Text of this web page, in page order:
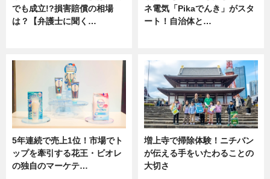
でも成立!?損害賠償の相場
は？【弁護士に聞く…
ネ電気「Pikaでんき」がスタ
ート！自治体と…
5年連続で売上1位！市場でト
ップを牽引する花王・ビオレ
の独自のマーケテ…
増上寺で掃除体験！ニチバン
が伝える手をいたわることの
大切さ